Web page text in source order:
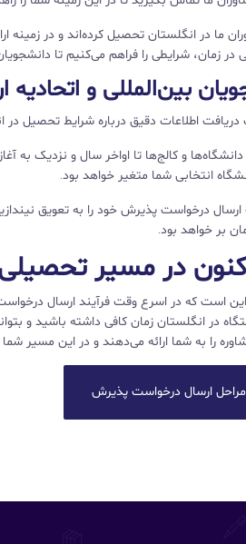
ما در انگلستان تحصیل کرده‌اند و در زمینه
زمان، شرایطی را فراهم می‌کنیم تا
بین‌المللی و اتحادیه
اطلاعات دقیق درباره شرایط تحصیل در
دانشگاه‌ها و کالج‌ها تا اواخر سال و نزدیک به
انتخابی شما متغیر خواهد بود.
درخواست پذیرش خود را به تعویق
بر خواهد بود.
در مسیر
است که در اسرع وقت فرآیند ارسال
در انگلستان زمان کافی داشته باشید و
را به شما ارائه می‌دهند و در این مسیر
مراحل ارسال درخواست پذیرش